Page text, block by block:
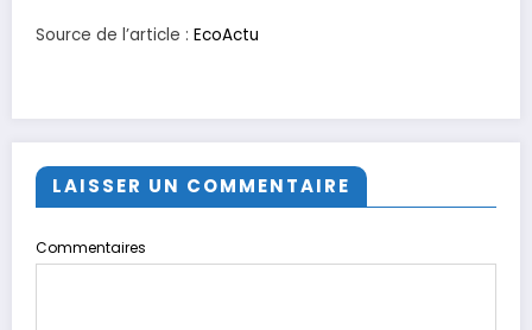
Source de l’article : EcoActu
LAISSER UN COMMENTAIRE
Commentaires